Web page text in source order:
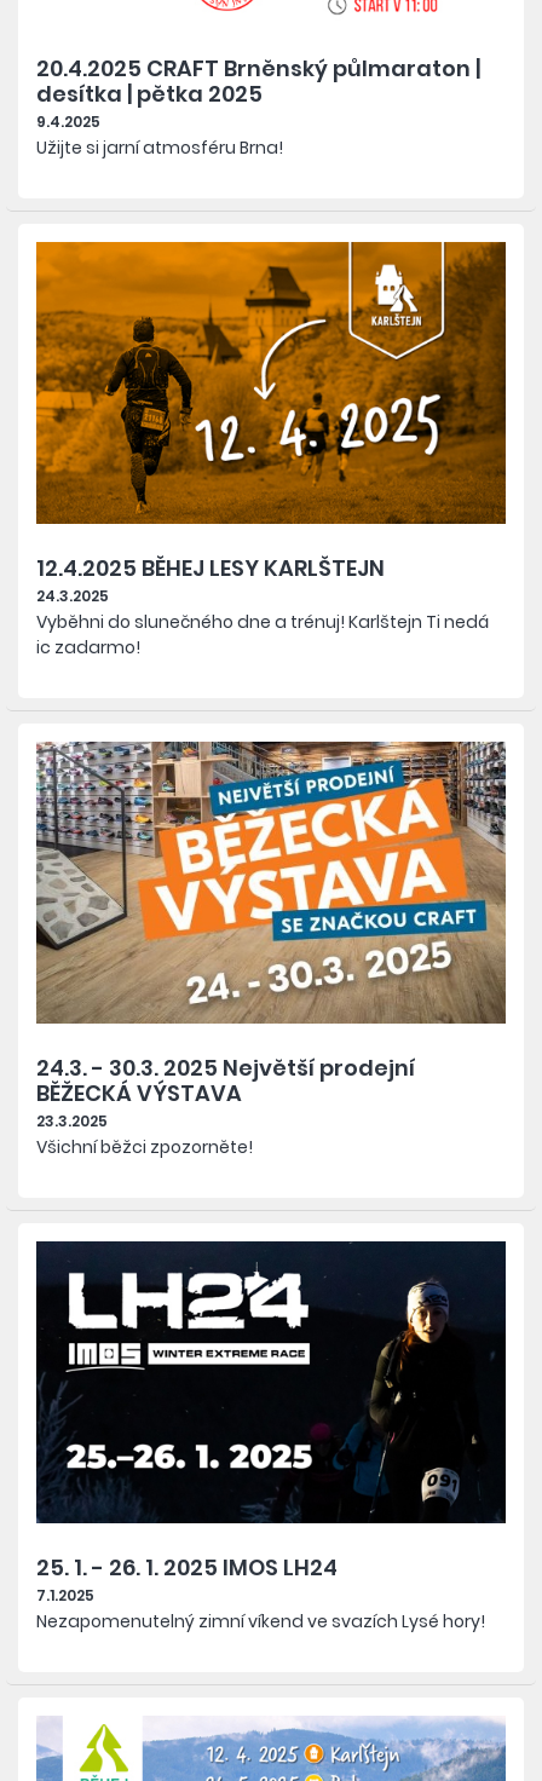
20.4.2025 CRAFT Brněnský půlmaraton |
desítka | pětka 2025
9.4.2025
Užijte si jarní atmosféru Brna!
12.4.2025 BĚHEJ LESY KARLŠTEJN
24.3.2025
Vyběhni do slunečného dne a trénuj! Karlštejn Ti nedá
ic zadarmo!
24.3. - 30.3. 2025 Největší prodejní
BĚŽECKÁ VÝSTAVA
23.3.2025
Všichní běžci zpozorněte!
25. 1. - 26. 1. 2025 IMOS LH24
7.1.2025
Nezapomenutelný zimní víkend ve svazích Lysé hory!